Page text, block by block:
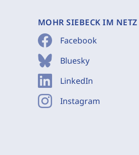
MOHR SIEBECK IM NETZ
Facebook
Bluesky
LinkedIn
Instagram